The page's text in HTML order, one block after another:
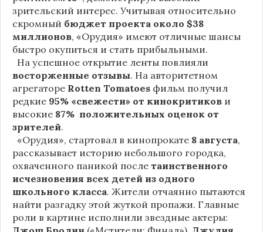
зрительский интерес. Учитывая относительно
скромный бюджет проекта около $38
миллионов, «Орудия» имеют отличные шансы
быстро окупиться и стать прибыльными.
На успешное открытие ленты повлияли
восторженные отзывы. На авторитетном
агрегаторе Rotten Tomatoes фильм получил
редкие 95% «свежести» от кинокритиков и
высокие 87% положительных оценок от
зрителей.
«Орудия», стартовал в кинопрокате 8 августа,
рассказывает историю небольшого городка,
охваченного паникой после таинственного
исчезновения всех детей из одного
школьного класса. Жители отчаянно пытаются
найти разгадку этой жуткой пропажи. Главные
роли в картине исполнили звездные актеры: